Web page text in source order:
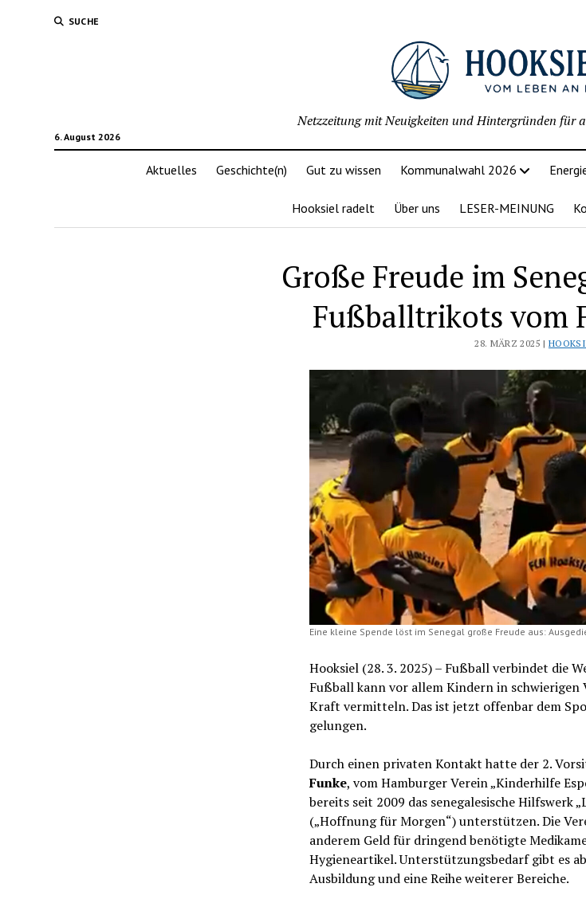
SUCHE
6. August 2026
Netzzeitung mit Neuigkeiten und Hintergründen für
Aktuelles Geschichte(n) Gut zu wissen Kommunalwahl 2026
Hooksiel radelt Über uns LESER-MEINUNG
Große Freude im
Fußballtrikots vom
28. MÄRZ 2025 |
Eine kleine Spende löst im Senegal große Freude aus:
Hooksiel (28. 3. 2025) – Fußball verbindet die
Fußball kann vor allem Kindern in schwierigen
Kraft vermitteln. Das ist jetzt offenbar dem
gelungen.
Durch einen privaten Kontakt hatte der 2.
Funke, vom Hamburger Verein „Kinderhilfe
bereits seit 2009 das senegalesische Hilfswerk
(„Hoffnung für Morgen“) unterstützen. Die
anderem Geld für dringend benötigte
Hygieneartikel. Unterstützungsbedarf gibt es
Ausbildung und eine Reihe weiterer Bereiche.